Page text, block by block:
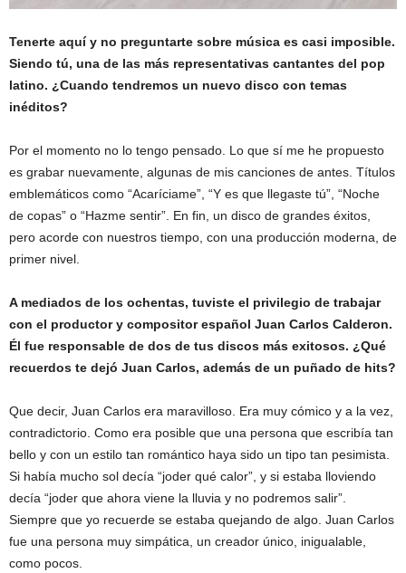
Tenerte aquí y no preguntarte sobre música es casi imposible.
Siendo tú, una de las más representativas cantantes del pop
latino. ¿Cuando tendremos un nuevo disco con temas
inéditos?
Por el momento no lo tengo pensado. Lo que sí me he propuesto
es grabar nuevamente, algunas de mis canciones de antes. Títulos
emblemáticos como “Acaríciame”, “Y es que llegaste tú”, “Noche
de copas” o “Hazme sentir”. En fin, un disco de grandes éxitos,
pero acorde con nuestros tiempo, con una producción moderna, de
primer nivel.
A mediados de los ochentas, tuviste el privilegio de trabajar
con el productor y compositor español Juan Carlos Calderon.
Él fue responsable de dos de tus discos más exitosos. ¿Qué
recuerdos te dejó Juan Carlos, además de un puñado de hits?
Que decir, Juan Carlos era maravilloso. Era muy cómico y a la vez,
contradictorio. Como era posible que una persona que escribía tan
bello y con un estilo tan romántico haya sido un tipo tan pesimista.
Si había mucho sol decía “joder qué calor”, y si estaba lloviendo
decía “joder que ahora viene la lluvia y no podremos salir”.
Siempre que yo recuerde se estaba quejando de algo. Juan Carlos
fue una persona muy simpática, un creador único, inigualable,
como pocos.